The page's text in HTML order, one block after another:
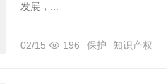
发展，...
02/15 196 保护 知识产权